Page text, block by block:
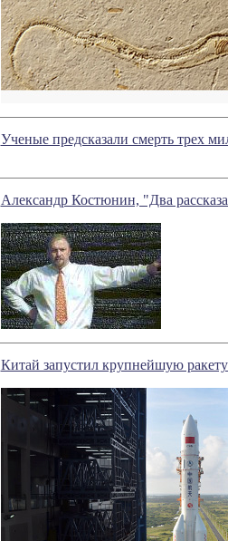
Ученые предсказали смерть трех
Александр Костюнин, "Два
Китай запустил крупнейшую